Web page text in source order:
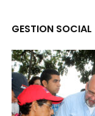
GESTION SOCIAL